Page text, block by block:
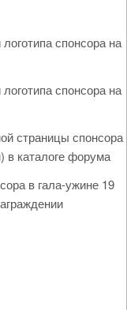
спонсора на
спонсора на
страницы спонсора
в каталоге форума
в гала-ужине 19